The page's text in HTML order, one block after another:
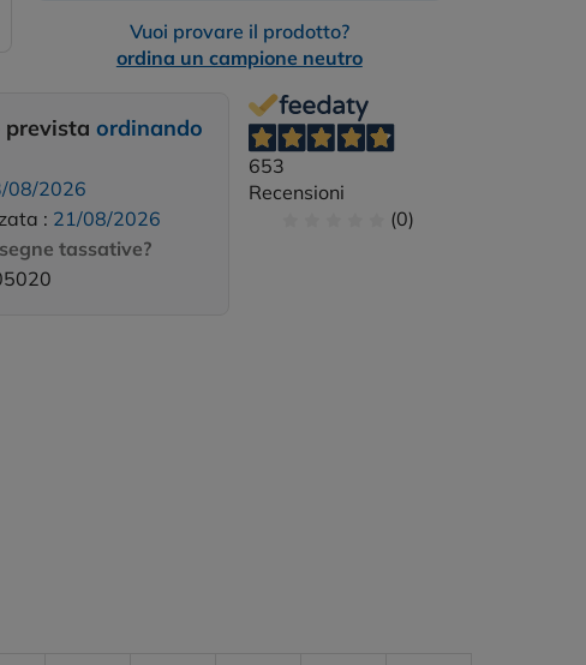
Vuoi provare il prodotto?
ordina un campione neutro
prevista ordinando
08/2026
: 21/08/2026
tassative?
653
Recensioni
(0)